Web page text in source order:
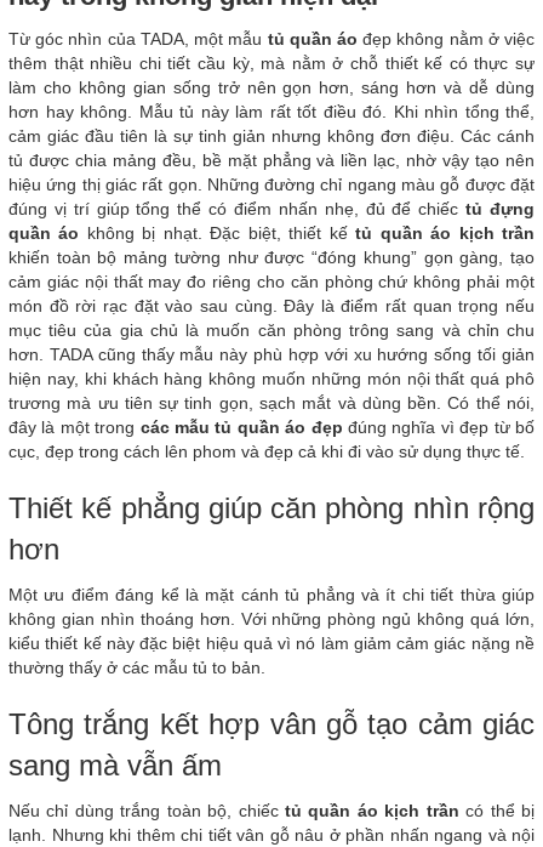
Từ góc nhìn của TADA, một mẫu tủ quần áo đẹp không nằm ở việc
thêm thật nhiều chi tiết cầu kỳ, mà nằm ở chỗ thiết kế có thực sự
làm cho không gian sống trở nên gọn hơn, sáng hơn và dễ dùng
hơn hay không. Mẫu tủ này làm rất tốt điều đó. Khi nhìn tổng thể,
cảm giác đầu tiên là sự tinh giản nhưng không đơn điệu. Các cánh
tủ được chia mảng đều, bề mặt phẳng và liền lạc, nhờ vậy tạo nên
hiệu ứng thị giác rất gọn. Những đường chỉ ngang màu gỗ được đặt
đúng vị trí giúp tổng thể có điểm nhấn nhẹ, đủ để chiếctủ đựng
quần áo không bị nhạt. Đặc biệt, thiết kếtủ quần áo kịch trần
khiến toàn bộ mảng tường như được “đóng khung” gọn gàng, tạo
cảm giác nội thất may đo riêng cho căn phòng chứ không phải một
món đồ rời rạc đặt vào sau cùng. Đây là điểm rất quan trọng nếu
mục tiêu của gia chủ là muốn căn phòng trông sang và chỉn chu
hơn. TADA cũng thấy mẫu này phù hợp với xu hướng sống tối giản
hiện nay, khi khách hàng không muốn những món nội thất quá phô
trương mà ưu tiên sự tinh gọn, sạch mắt và dùng bền. Có thể nói,
đây là một trong các mẫu tủ quần áo đẹp đúng nghĩa vì đẹp từ bố
cục, đẹp trong cách lên phom và đẹp cả khi đi vào sử dụng thực tế.
Thiết kế phẳng giúp căn phòng nhìn rộng
hơn
Một ưu điểm đáng kể là mặt cánh tủ phẳng và ít chi tiết thừa giúp
không gian nhìn thoáng hơn. Với những phòng ngủ không quá lớn,
kiểu thiết kế này đặc biệt hiệu quả vì nó làm giảm cảm giác nặng nề
thường thấy ở các mẫu tủ to bản.
Tông trắng kết hợp vân gỗ tạo cảm giác
sang mà vẫn ấm
Nếu chỉ dùng trắng toàn bộ, chiếc tủ quần áo kịch trần có thể bị
lạnh. Nhưng khi thêm chi tiết vân gỗ nâu ở phần nhấn ngang và nội